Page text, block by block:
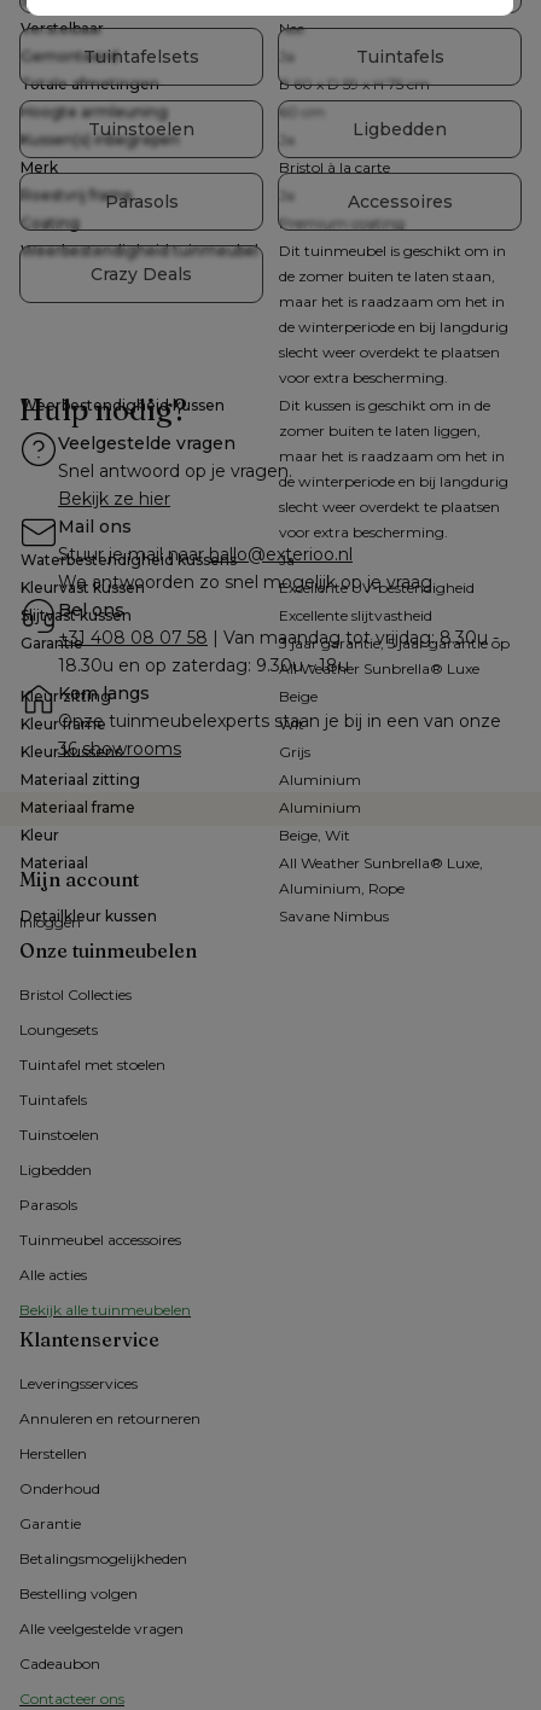
Verstelbaar
Nee
Gemonteerd
Ja
Totale afmetingen
B 60 x D 59 x H 75 cm
Hoogte armleuning
60 cm
Kussen(s) inbegrepen
Ja
Merk
Bristol à la carte
Roestvrij frame
Ja
Coating
Premium coating
Weerbestendigheid tuinmeubel
Dit tuinmeubel is geschikt om in
de zomer buiten te laten staan,
maar het is raadzaam om het in
de winterperiode en bij langdurig
slecht weer overdekt te plaatsen
voor extra bescherming.
Weerbestendigheid kussen
Dit kussen is geschikt om in de
zomer buiten te laten liggen,
maar het is raadzaam om het in
de winterperiode en bij langdurig
slecht weer overdekt te plaatsen
voor extra bescherming.
Waterbestendigheid kussens
Ja
Kleurvast kussen
Excellente UV-bestendigheid
Slijtvast kussen
Excellente slijtvastheid
Garantie
3 jaar garantie, 5 jaar garantie op
All Weather Sunbrella® Luxe
Kleur zitting
Beige
Kleur frame
Wit
Kleur kussens
Grijs
Materiaal zitting
Aluminium
Materiaal frame
Aluminium
Kleur
Beige, Wit
Materiaal
All Weather Sunbrella® Luxe,
Aluminium, Rope
Detailkleur kussen
Savane Nimbus
Tuintafelsets Tuintafels
Tuinstoelen Ligbedden
Parasols Accessoires
Crazy Deals
Hulp nodig?
Veelgestelde vragen
Snel antwoord op je vragen.
Bekijk ze hier
Mail ons
Stuur je mail naar hallo@exterioo.nl
We antwoorden zo snel mogelijk op je vraag.
Bel ons
+31 408 08 07 58 | Van maandag tot vrijdag: 8.30u -
18.30u en op zaterdag: 9.30u - 18u
Kom langs
36 showrooms
Onze tuinmeubelen
Bristol Collecties
Loungesets
Tuintafel met stoelen
Tuintafels
Tuinstoelen
Ligbedden
Parasols
Tuinmeubel accessoires
Alle acties
Bekijk alle tuinmeubelen
Klantenservice
Leveringsservices
Annuleren en retourneren
Herstellen
Onderhoud
Garantie
Betalingsmogelijkheden
Bestelling volgen
Alle veelgestelde vragen
Cadeaubon
Contacteer ons
Mijn account
Inloggen